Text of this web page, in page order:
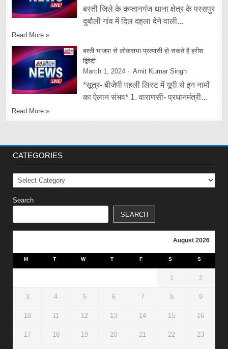
बस्ती जिले के कप्तानगंज थाना क्षेत्र के परसपुर
दुबौली गांव में दिल दहला देने वाली...
Read More »
बस्ती भाजपा से लोकसभा प्रत्यासी हो सकते हैं हरीश
द्विवेदी
March 1, 2024
Amit Kumar Singh
*सूत्र- बीजेपी पहली लिस्ट में यूपी से इन नामों
का ऐलान संभव* 1. वाराणसी- प्रधानमंत्री...
Read More »
CATEGORIES
Categories
Search
SEARCH
August 2026
M T W T F S S
1 2
3 4 5 6 7 8 9
10 11 12 13 14 15 16
17 18 19 20 21 22 23